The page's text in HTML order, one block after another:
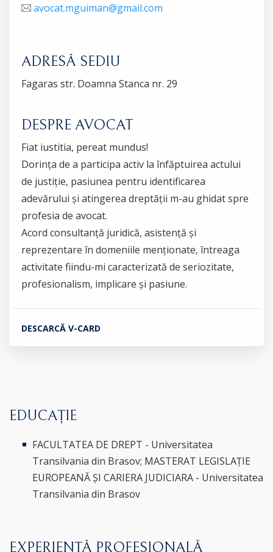
avocat.mguiman@gmail.com
ADRESĂ SEDIU
Fagaras str. Doamna Stanca nr. 29
DESPRE AVOCAT
Fiat iustitia, pereat mundus!
Dorința de a participa activ la înfăptuirea actului
de justiție, pasiunea pentru identificarea
adevărului și atingerea dreptății m-au ghidat spre
profesia de avocat.
Acord consultanță juridică, asistență și
reprezentare în domeniile menționate, întreaga
activitate fiindu-mi caracterizată de seriozitate,
profesionalism, implicare și pasiune.
DESCARCĂ V-CARD
EDUCAȚIE
FACULTATEA DE DREPT - Universitatea
Transilvania din Brasov; MASTERAT LEGISLAȚIE
EUROPEANĂ ȘI CARIERA JUDICIARA - Universitatea
Transilvania din Brasov
EXPERIENȚĂ PROFESIONALĂ